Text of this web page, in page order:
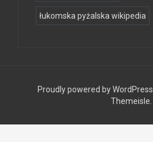
łukomska pyżalska wikipedia
Proudly powered by WordPress
Themeisle.